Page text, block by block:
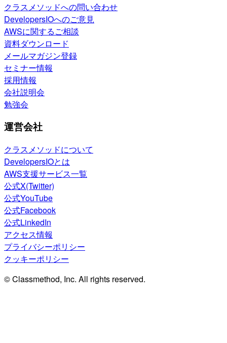
クラスメソッドへの問い合わせ
DevelopersIOへのご意見
AWSに関するご相談
資料ダウンロード
メールマガジン登録
セミナー情報
採用情報
会社説明会
勉強会
運営会社
クラスメソッドについて
DevelopersIOとは
AWS支援サービス一覧
公式X(Twitter)
公式YouTube
公式Facebook
公式LinkedIn
アクセス情報
プライバシーポリシー
クッキーポリシー
© Classmethod, Inc. All rights reserved.